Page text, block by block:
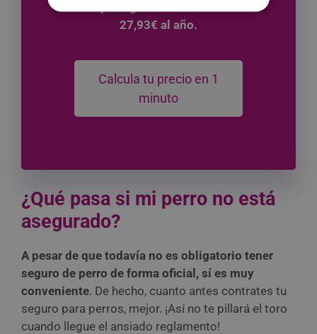
27,93€ al año.
Calcula tu precio en 1
minuto
¿Qué pasa si mi perro no está
asegurado?
A pesar de que todavía no es obligatorio tener
seguro de perro de forma oficial, sí es muy
conveniente. De hecho, cuanto antes contrates tu
seguro para perros, mejor. ¡Así no te pillará el toro
cuando llegue el ansiado reglamento!